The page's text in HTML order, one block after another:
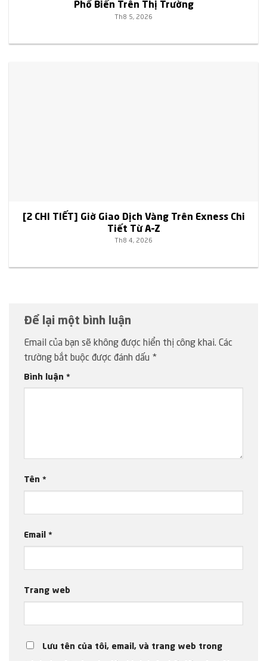
Phổ Biến Trên Thị Trường
Th8 5, 2026
[2 CHI TIẾT] Giờ Giao Dịch Vàng Trên Exness Chi
Tiết Từ A–Z
Th8 4, 2026
Để lại một bình luận
Email của bạn sẽ không được hiển thị công khai. Các
trường bắt buộc được đánh dấu *
Bình luận *
Tên *
Email *
Trang web
Lưu tên của tôi, email, và trang web trong